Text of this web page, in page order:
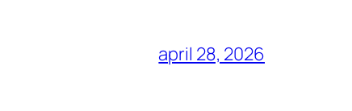
april 28, 2026